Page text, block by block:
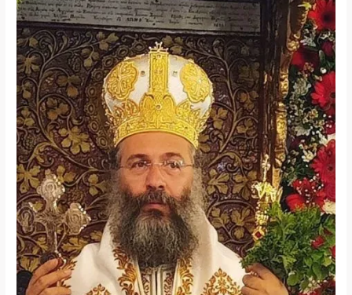
Ρεθύμνης
καί
Αὐλοποτάμου
κ.κ
Προδρόμου
.